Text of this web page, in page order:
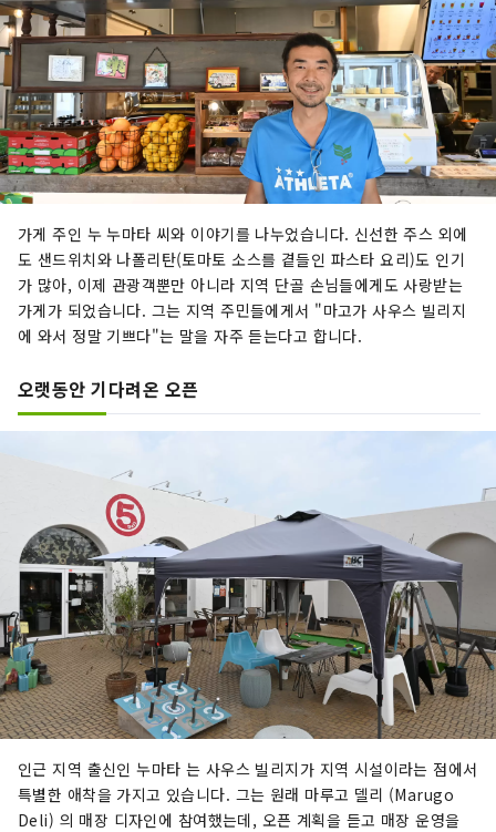
가게 주인 누 누마타 씨와 이야기를 나누었습니다. 신선한 주스 외에
도 샌드위치와 나폴리탄(토마토 소스를 곁들인 파스타 요리)도 인기
가 많아, 이제 관광객뿐만 아니라 지역 단골 손님들에게도 사랑받는
가게가 되었습니다. 그는 지역 주민들에게서 "마고가 사우스 빌리지
에 와서 정말 기쁘다"는 말을 자주 듣는다고 합니다.
오랫동안 기다려온 오픈
인근 지역 출신인 누마타 는 사우스 빌리지가 지역 시설이라는 점에서
특별한 애착을 가지고 있습니다. 그는 원래 마루고 델리 (Marugo
Deli) 의 매장 디자인에 참여했는데, 오픈 계획을 듣고 매장 운영을